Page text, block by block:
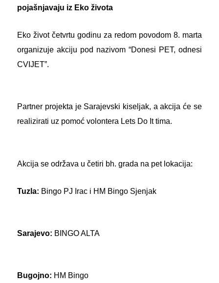
pojašnjavaju iz Eko života
Eko život četvrtu godinu za redom povodom 8. marta
organizuje akciju pod nazivom “Donesi PET, odnesi
CVIJET”.
Partner projekta je Sarajevski kiseljak, a akcija će se
realizirati uz pomoć volontera Lets Do It tima.
Akcija se održava u četiri bh. grada na pet lokacija:
Tuzla: Bingo PJ Irac i HM Bingo Sjenjak
Sarajevo: BINGO ALTA
Bugojno: HM Bingo